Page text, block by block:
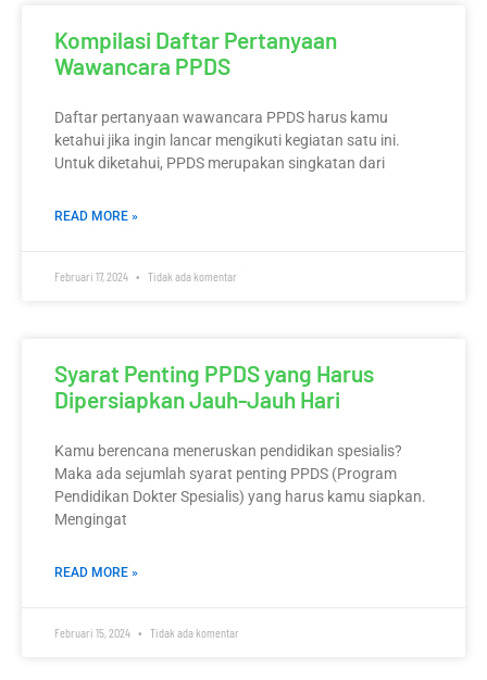
Kompilasi Daftar Pertanyaan
Wawancara PPDS
Daftar pertanyaan wawancara PPDS harus kamu
ketahui jika ingin lancar mengikuti kegiatan satu ini.
Untuk diketahui, PPDS merupakan singkatan dari
READ MORE »
Februari 17, 2024 Tidak ada komentar
Syarat Penting PPDS yang Harus
Dipersiapkan Jauh-Jauh Hari
Kamu berencana meneruskan pendidikan spesialis?
Maka ada sejumlah syarat penting PPDS (Program
Pendidikan Dokter Spesialis) yang harus kamu siapkan.
Mengingat
READ MORE »
Februari 15, 2024 Tidak ada komentar